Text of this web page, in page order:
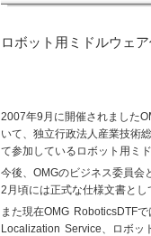
ロボット用ミドルウェ
2007年9月に開催されました
いて、独立行政法人産業技術
て参加しているロボット用ミ
今後、OMGのビジネス委員会
2月頃には正式な仕様文書とし
また現在OMG RoboticsDTF
Localization Service、ロボッ